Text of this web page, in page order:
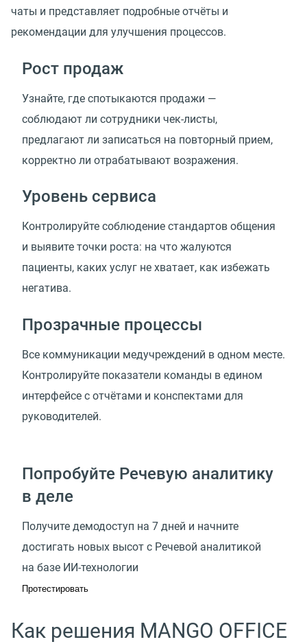
чаты и представляет подробные отчёты и
рекомендации для улучшения процессов.
Рост продаж
Узнайте, где спотыкаются продажи —
соблюдают ли сотрудники чек-листы,
предлагают ли записаться на повторный прием,
корректно ли отрабатывают возражения.
Уровень сервиса
Контролируйте соблюдение стандартов общения
и выявите точки роста: на что жалуются
пациенты, каких услуг не хватает, как избежать
негатива.
Прозрачные процессы
Все коммуникации медучреждений в одном месте.
Контролируйте показатели команды в едином
интерфейсе с отчётами и конспектами для
руководителей.
Попробуйте Речевую аналитику
в деле
Получите демодоступ на 7 дней и начните
достигать новых высот с Речевой аналитикой
на базе ИИ-технологии
Протестировать
Как решения MANGO OFFICE